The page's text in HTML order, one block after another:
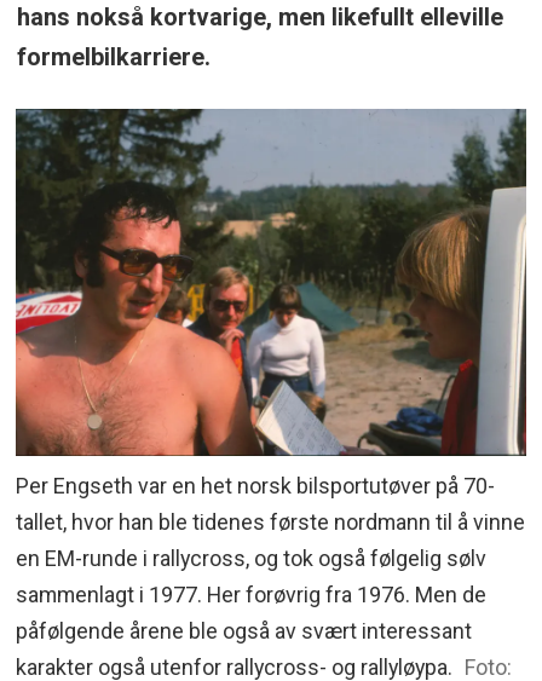
hans nokså kortvarige, men likefullt elleville
formelbilkarriere.
Per Engseth var en het norsk bilsportutøver på 70-
tallet, hvor han ble tidenes første nordmann til å vinne
en EM-runde i rallycross, og tok også følgelig sølv
sammenlagt i 1977. Her forøvrig fra 1976. Men de
påfølgende årene ble også av svært interessant
karakter også utenfor rallycross- og rallyløypa. Foto: